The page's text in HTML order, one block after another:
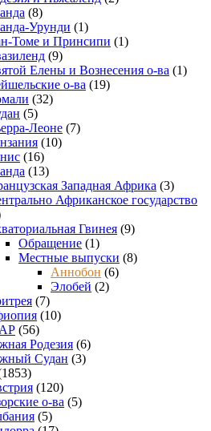
(8)
Урунди (1)
Томе и Принсипи (1)
(9)
Елены и Вознесения о-ва (1)
о-ва (19)
(32)
(5)
Леоне (7)
(10)
(16)
(13)
Западная Африка (3)
Африканское государство
Гвинея (9)
Обращение (1)
Местные выпуски (8)
Аннобон (6)
Элобей (2)
(7)
(10)
(56)
Родезия (6)
Судан (3)
(120)
о-ва (5)
(5)